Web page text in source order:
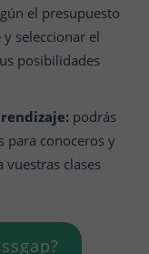
el presupuesto
seleccionar el
posibilidades
podrás
para conoceros y
clases